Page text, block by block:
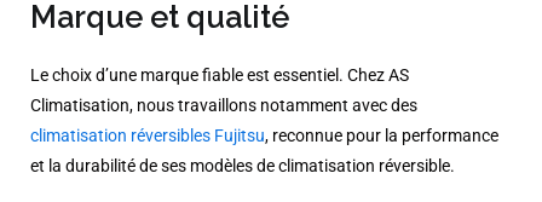
Marque et qualité
Le choix d’une marque fiable est essentiel. Chez AS
Climatisation, nous travaillons notamment avec des
climatisation réversibles Fujitsu, reconnue pour la performance
et la durabilité de ses modèles de climatisation réversible.